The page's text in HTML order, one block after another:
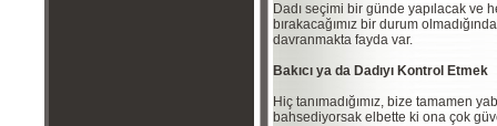
Dadı seçimi bir günde yapılacak
bırakacağımız bir durum
davranmakta fayda var.
Bakıcı ya da Dadıyı Kontrol Etmek
Hiç tanımadığımız, bize tamamen
bahsediyorsak elbette ki ona çok